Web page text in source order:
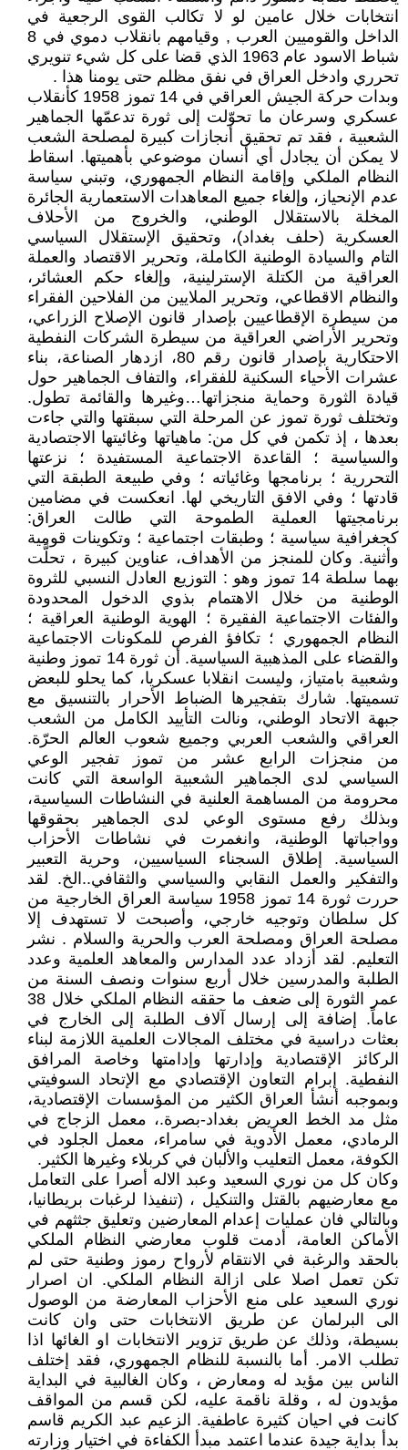
انتخابات خلال عامين لو لا تكالب القوى الرجعية في
الداخل والقوميين العرب , وقيامهم بانقلاب دموي في 8
شباط الاسود عام 1963 الذي قضا على كل شيء تنويري
تحرري وادخل العراق في نفق مظلم حتى يومنا هذا .
وبدات حركة الجيش العراقي في 14 تموز 1958 كأنقلاب
عسكري وسرعان ما تحوّلت إلى ثورة تدعمّها الجماهير
الشعبية ، فقد تم تحقيق أنجازات كبيرة لمصلحة الشعب
لا يمكن أن يجادل أي أنسان موضوعي بأهميتها. اسقاط
النظام الملكي وإقامة النظام الجمهوري، وتبني سياسة
عدم الإنحياز، وإلغاء جميع المعاهدات الاستعمارية الجائرة
المخلة بالاستقلال الوطني، والخروج من الأحلاف
العسكرية (حلف بغداد)، وتحقيق الإستقلال السياسي
التام والسيادة الوطنية الكاملة، وتحرير الاقتصاد والعملة
العراقية من الكتلة الإسترلينية، وإلغاء حكم العشائر،
والنظام الاقطاعي، وتحرير الملايين من الفلاحين الفقراء
من سيطرة الإقطاعيين بإصدار قانون الإصلاح الزراعي،
وتحرير الأراضي العراقية من سيطرة الشركات النفطية
الاحتكارية بإصدار قانون رقم 80، ازدهار الصناعة، بناء
عشرات الأحياء السكنية للفقراء، والتفاف الجماهير حول
قيادة الثورة وحماية منجزاتها…وغيرها والقائمة تطول.
وتختلف ثورة تموز عن المرحلة التي سبقتها والتي جاءت
بعدها ، إذ تكمن في كل من: ماهياتها وغائيتها الاجتصادية
والسياسية ؛ القاعدة الاجتماعية المستفيدة ؛ نزعتها
التحررية ؛ برنامجها وغائياته ؛ وفي طبيعة الطبقة التي
قادتها ؛ وفي الافق التاريخي لها. انعكست في مضامين
برنامجيتها العملية الطموحة التي طالت العراق:
كجغرافية سياسية ؛ وطبقات اجتماعية ؛ وتكوينات قومية
وأثنية. وكان للمنجز من الأهداف، عناوين كبيرة ، تحلَّت
بهما سلطة 14 تموز وهو : التوزيع العادل النسبي للثروة
الوطنية من خلال الاهتمام بذوي الدخول المحدودة
والفئات الاجتماعية الفقيرة ؛ الهوية الوطنية العراقية ؛
النظام الجمهوري ؛ تكافؤ الفرص للمكونات الاجتماعية
والقضاء على المذهبية السياسية. أن ثورة 14 تموز وطنية
وشعبية بامتياز، وليست انقلابا عسكريا، كما يحلو للبعض
تسميتها. شارك بتفجيرها الضباط الأحرار بالتنسيق مع
جبهة الاتحاد الوطني، ونالت التأييد الكامل من الشعب
العراقي والشعب العربي وجميع شعوب العالم الحرّة.
من منجزات الرابع عشر من تموز تفجير الوعي
السياسي لدى الجماهير الشعبية الواسعة التي كانت
محرومة من المساهمة العلنية في النشاطات السياسية،
وبذلك رفع مستوى الوعي لدى الجماهير بحقوقها
وواجباتها الوطنية، وانغمرت في نشاطات الأحزاب
السياسية. إطلاق السجناء السياسيين، وحرية التعبير
والتفكير والعمل النقابي والسياسي والثقافي..الخ. لقد
حررت ثورة 14 تموز 1958 سياسة العراق الخارجية من
كل سلطان وتوجيه خارجي، وأصبحت لا تستهدف إلا
مصلحة العراق ومصلحة العرب والحرية والسلام . نشر
التعليم. لقد أزداد عدد المدارس والمعاهد العلمية وعدد
الطلبة والمدرسين خلال أربع سنوات ونصف السنة من
عمر الثورة إلى ضعف ما حققه النظام الملكي خلال 38
عاماً. إضافة إلى إرسال آلاف الطلبة إلى الخارج في
بعثات دراسية في مختلف المجالات العلمية اللازمة لبناء
الركائز الإقتصادية وإدارتها وإدامتها وخاصة المرافق
النفطية. إبرام التعاون الإقتصادي مع الإتحاد السوفيتي
وبموجبه أنشأ العراق الكثير من المؤسسات الإقتصادية،
مثل مد الخط العريض بغداد-بصرة.، معمل الزجاج في
الرمادي، معمل الأدوية في سامراء، معمل الجلود في
الكوفة، معمل التعليب والألبان في كربلاء وغيرها الكثير.
وكان كل من نوري السعيد وعبد الاله أصرا على التعامل
مع معارضيهم بالقتل والتنكيل ، (تنفيذا لرغبات بريطانيا،
وبالتالي فان عمليات إعدام المعارضين وتعليق جثثهم في
الأماكن العامة، أدمت قلوب معارضي النظام الملكي
بالحقد والرغبة في الانتقام لأرواح رموز وطنية حتى لم
تكن تعمل اصلا على ازالة النظام الملكي. ان اصرار
نوري السعيد على منع الأحزاب المعارضة من الوصول
الى البرلمان عن طريق الانتخابات حتى وان كانت
بسيطة، وذلك عن طريق تزوير الانتخابات او الغائها اذا
تطلب الامر. أما بالنسبة للنظام الجمهوري، فقد إختلف
الناس بين مؤيد له ومعارض ، وكان الغالبية في البداية
مؤيدون له ، وقلة ناقمة عليه، لكن قسم من المواقف
كانت في احيان كثيرة عاطفية. الزعيم عبد الكريم قاسم
بدأ بداية جيدة عندما اعتمد مبدأ الكفاءة في اختيار وزارته